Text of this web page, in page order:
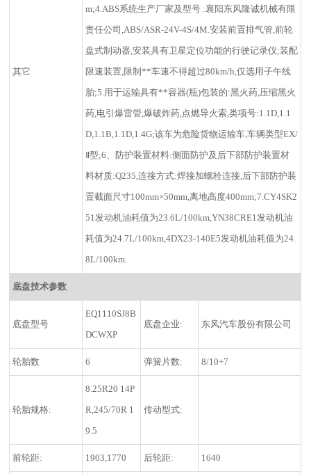
其它
m;4.ABS系统生产厂家及型号 :襄阳东风隆诚机械有限
责任公司,ABS/ASR-24V-4S/4M.安装前置排气管,前轮
盘式制动器,安装具有卫星定位功能的行驶记录仪;装配
限速装置,限制**车速不得超过80km/h,仅选用子午线
胎;5.用于运输具有**容器(瓶)包装的:黑火药,压缩黑火
药,电引爆雷管,爆破炸药,点燃导火索,类项号:1.1D,1.1
D,1.1B,1.1D,1.4G;该车为危险货物运输车,车辆类型EX/
Ⅱ型;6、防护装置材料:侧面防护及后下部防护装置材
料材质:Q235,连接方式:焊接加螺栓连接,后下部防护装
置截面尺寸100mm×50mm,离地高度400mm;7.CY4SK2
51发动机油耗值为23.6L/100km,YN38CRE1发动机油
耗值为24.7L/100km,4DX23-140E5发动机油耗值为24.
8L/100km.
底盘技术参数
底盘型号
EQ1110SJ8B
DCWXP
底盘企业: 东风汽车股份有限公司
轮胎数 6 弹簧片数: 8/10+7
轮胎规格:
8.25R20 14P
R,245/70R 1
9.5
传动型式:
前轮距: 1903,1770 后轮距: 1640